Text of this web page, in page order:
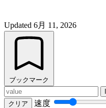
Updated 6月 11, 2026
ブックマーク
クリア
速度